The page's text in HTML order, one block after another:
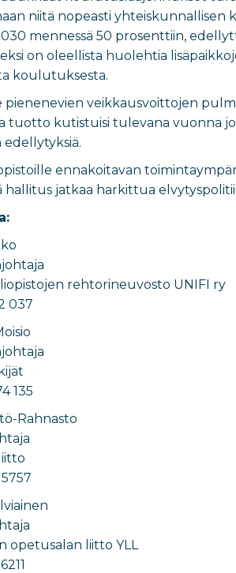
niitä nopeasti yhteiskunnallisen
mennessä 50 prosenttiin,
on oleellista huolehtia
koulutuksesta.
pienenevien veikkausvoittojen
tuotto kutistuisi tulevana vuonna
ennakoitavan
hallitus jatkaa harkittua
rehtorineuvosto UNIFI ry
037
135
Rahnasto
opetusalan liitto YLL